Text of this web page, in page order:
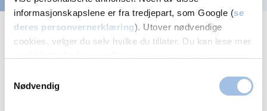
Prevensjon tilbys følgende steder
Oslo